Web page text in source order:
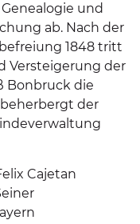
und
ab. Nach der
1848 tritt
Versteigerung der
Bonbruck die
der
Cajetan